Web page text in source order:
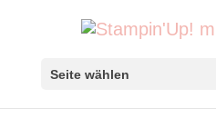
Seite wählen